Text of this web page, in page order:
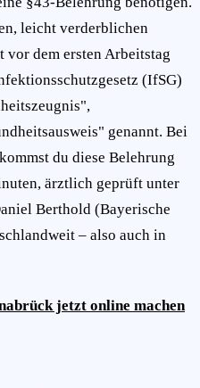
leicht verderblichen
vor dem ersten Arbeitstag
(IfSG)
genannt. Bei
du diese Belehrung
ärztlich geprüft unter
Berthold (Bayerische
– also auch in
jetzt online machen